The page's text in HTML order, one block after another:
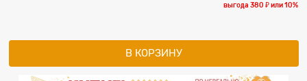
выгода380 ₽или10%
В КОРЗИНУ